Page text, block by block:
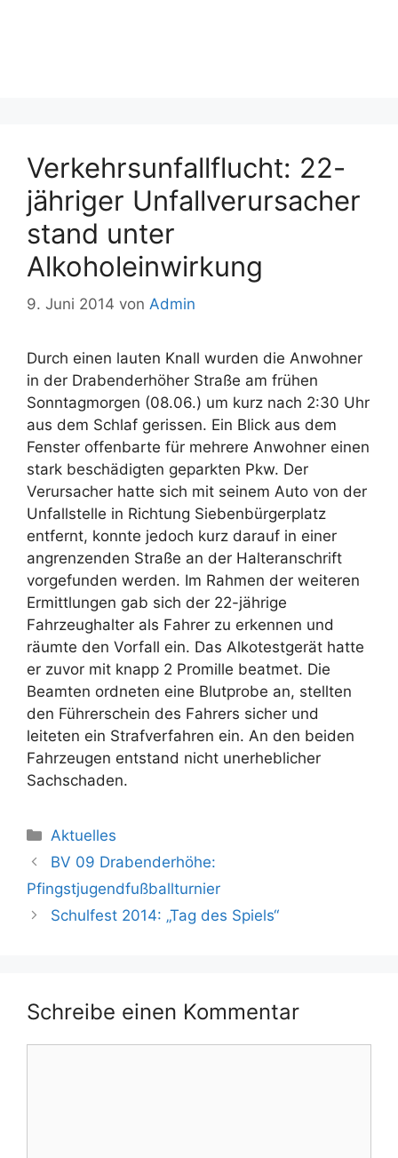
Verkehrsunfallflucht: 22-
jähriger Unfallverursacher
stand unter
Alkoholeinwirkung
9. Juni 2014 von Admin
Durch einen lauten Knall wurden die Anwohner
in der Drabenderhöher Straße am frühen
Sonntagmorgen (08.06.) um kurz nach 2:30 Uhr
aus dem Schlaf gerissen. Ein Blick aus dem
Fenster offenbarte für mehrere Anwohner einen
stark beschädigten geparkten Pkw. Der
Verursacher hatte sich mit seinem Auto von der
Unfallstelle in Richtung Siebenbürgerplatz
entfernt, konnte jedoch kurz darauf in einer
angrenzenden Straße an der Halteranschrift
vorgefunden werden. Im Rahmen der weiteren
Ermittlungen gab sich der 22-jährige
Fahrzeughalter als Fahrer zu erkennen und
räumte den Vorfall ein. Das Alkotestgerät hatte
er zuvor mit knapp 2 Promille beatmet. Die
Beamten ordneten eine Blutprobe an, stellten
den Führerschein des Fahrers sicher und
leiteten ein Strafverfahren ein. An den beiden
Fahrzeugen entstand nicht unerheblicher
Sachschaden.
Kategorien
Aktuelles
BV 09 Drabenderhöhe:
Pfingstjugendfußballturnier
Schulfest 2014: „Tag des Spiels“
Schreibe einen Kommentar